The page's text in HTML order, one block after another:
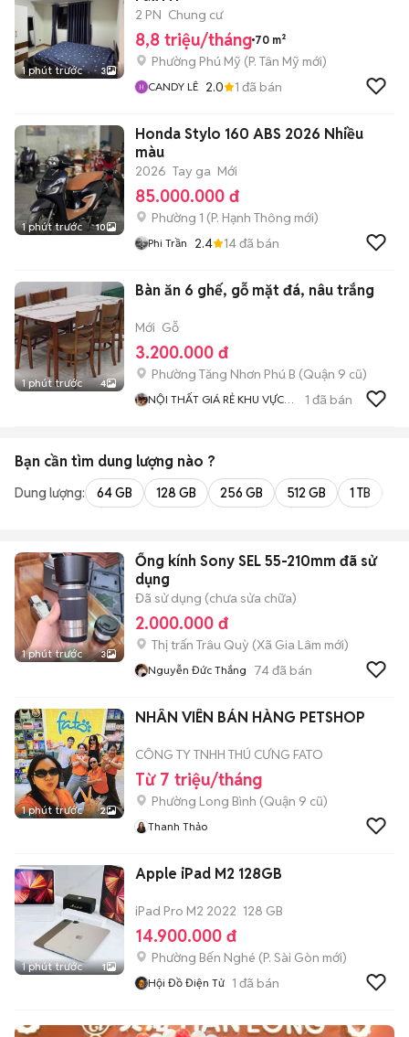
1 phút trước 3
2 PN Chung cư
8,8 triệu/tháng 70 m²
Phường Phú Mỹ (P. Tân Mỹ mới)
CANDY LÊ 2.0 1 đã bán
1 phút trước 10
Honda Stylo 160 ABS 2026 Nhiều
màu
2026 Tay ga Mới
85.000.000 đ
Phường 1 (P. Hạnh Thông mới)
Phi Trần 2.4 14đã bán
1 phút trước 4
Bàn ăn 6 ghế, gỗ mặt đá, nâu trắng
Mới Gỗ
3.200.000 đ
Phường Tăng Nhơn Phú B (Quận 9 cũ)
NỘI THẤT GIÁ RẺ KHU VỰC
1 đã bán
Bạn cần tìm dung lượng nào ?
Dung lượng: 64 GB 128 GB 256 GB 512 GB 1 TB
1 phút trước 3
Ống kính Sony SEL 55-210mm đã sử
dụng
Đã sử dụng (chưa sửa chữa)
2.000.000 đ
Thị trấn Trâu Quỳ (Xã Gia Lâm mới)
Nguyễn Đức Thắng 74đã bán
1 phút trước 2
NHÂN VIÊN BÁN HÀNG PETSHOP
CÔNG TY TNHH THÚ CƯNG FATO
Từ 7 triệu/tháng
Phường Long Bình (Quận 9 cũ)
Thanh Thảo
1 phút trước 1
Apple iPad M2 128GB
iPad Pro M2 2022 128 GB
14.900.000 đ
Phường Bến Nghé (P. Sài Gòn mới)
Hội Đồ Điện Tử 1 đã bán